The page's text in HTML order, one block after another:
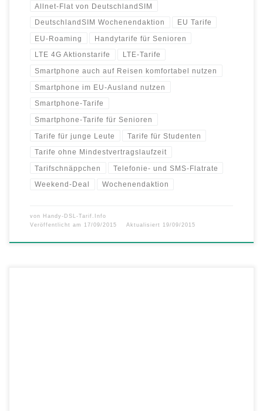
Allnet-Flat von DeutschlandSIM
DeutschlandSIM Wochenendaktion EU Tarife
EU-Roaming Handytarife für Senioren
LTE 4G Aktionstarife LTE-Tarife
Smartphone auch auf Reisen komfortabel nutzen
Smartphone im EU-Ausland nutzen
Smartphone-Tarife
Smartphone-Tarife für Senioren
Tarife für junge Leute Tarife für Studenten
Tarife ohne Mindestvertragslaufzeit
Tarifschnäppchen Telefonie- und SMS-Flatrate
Weekend-Deal Wochenendaktion
von Handy-DSL-Tarif.Info
Veröffentlicht am
17/09/2015 Aktualisiert 19/09/2015